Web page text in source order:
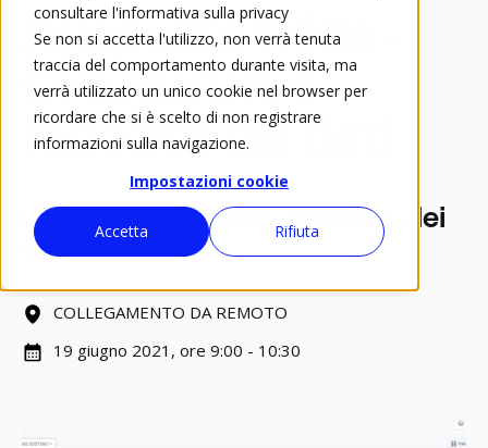
consultare l'informativa sulla privacy
Se non si accetta l'utilizzo, non verrà tenuta
traccia del comportamento durante visita, ma
verrà utilizzato un unico cookie nel browser per
ricordare che si è scelto di non registrare
informazioni sulla navigazione.
Impostazioni cookie
Accetta Rifiuta
Ariapulita4kids -
OPENDATA e
raccolta dei dati
L'importanza della raccolta dei
dati
COLLEGAMENTO DA REMOTO
19 giugno 2021, ore 9:00 - 10:30